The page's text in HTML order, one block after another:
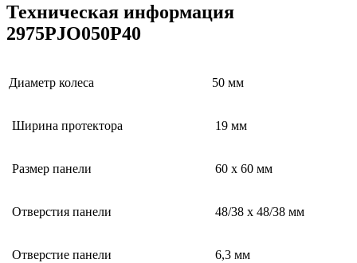
Техническая информация
2975PJO050P40
Диаметр колеса 50 мм
Ширина протектора 19 мм
Размер панели 60 x 60 мм
Отверстия панели 48/38 x 48/38 мм
Отверстие панели 6,3 мм